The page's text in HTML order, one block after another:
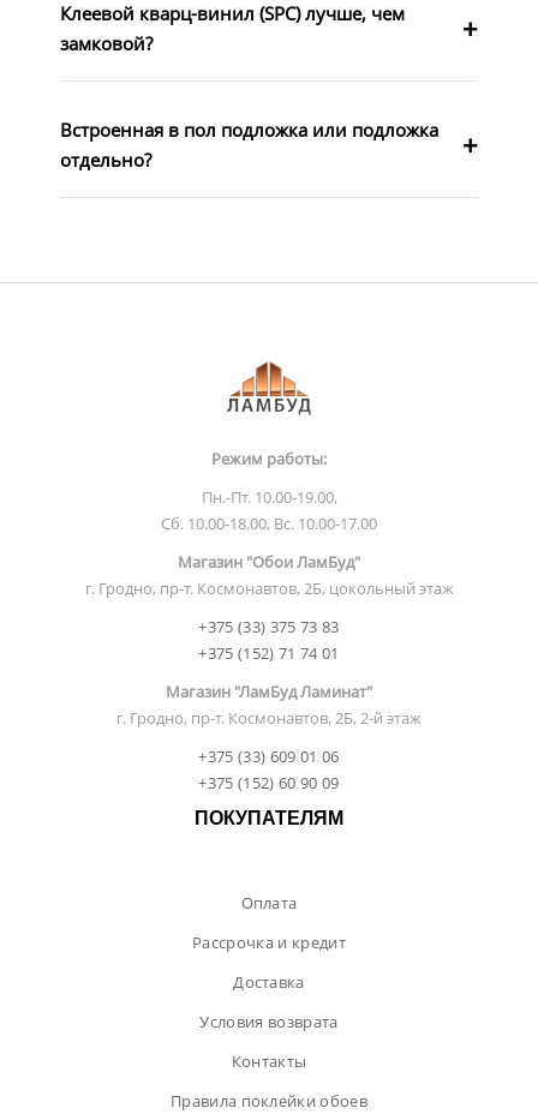
Клеевой кварц-винил (SPC) лучше, чем
замковой?
Встроенная в пол подложка или подложка
отдельно?
Режим работы:
Пн.-Пт. 10.00-19.00,
Сб. 10.00-18.00, Вс. 10.00-17.00
Магазин "Обои ЛамБуд"
г. Гродно, пр-т. Космонавтов, 2Б, цокольный этаж
+375 (33) 375 73 83
+375 (152) 71 74 01
Магазин "ЛамБуд Ламинат"
г. Гродно, пр-т. Космонавтов, 2Б, 2-й этаж
+375 (33) 609 01 06
+375 (152) 60 90 09
ПОКУПАТЕЛЯМ
Оплата
Рассрочка и кредит
Доставка
Условия возврата
Контакты
Правила поклейки обоев